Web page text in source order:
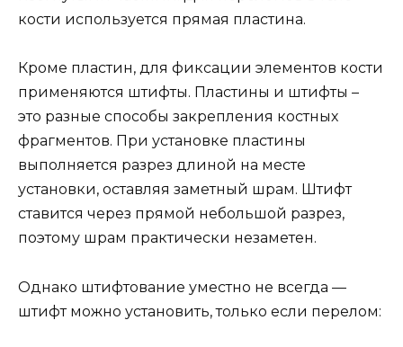
кости используется прямая пластина.
Кроме пластин, для фиксации элементов кости
применяются штифты. Пластины и штифты –
это разные способы закрепления костных
фрагментов. При установке пластины
выполняется разрез длиной на месте
установки, оставляя заметный шрам. Штифт
ставится через прямой небольшой разрез,
поэтому шрам практически незаметен.
Однако штифтование уместно не всегда —
штифт можно установить, только если перелом: